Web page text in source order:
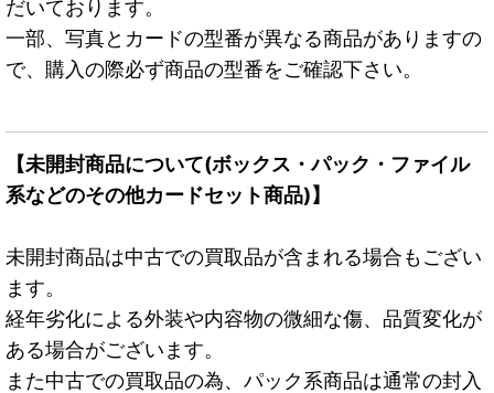
だいております。
一部、写真とカードの型番が異なる商品がありますの
で、購入の際必ず商品の型番をご確認下さい。
【未開封商品について(ボックス・パック・ファイル
系などのその他カードセット商品)】
未開封商品は中古での買取品が含まれる場合もござい
ます。
経年劣化による外装や内容物の微細な傷、品質変化が
ある場合がございます。
また中古での買取品の為、パック系商品は通常の封入